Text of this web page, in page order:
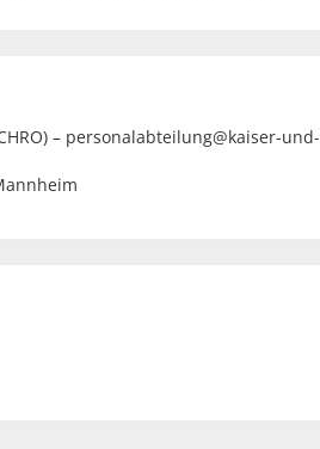
– personalabteilung@kaiser-